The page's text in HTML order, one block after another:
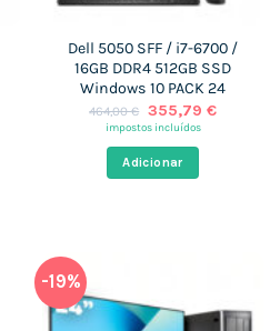
Dell 5050 SFF / i7-6700 /
16GB DDR4 512GB SSD
Windows 10 PACK 24
464,00€ O
preço
era:
464,00 €.
355,79 €O
impostos incluídos
Adicionar
-19%